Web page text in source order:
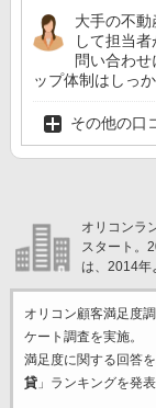
大手の不
して担当
問い合わ
ップ体制はしっ
その他の口
オリコンラ
スタート。
は、2014年
オリコン顧客満足度
ケート調査を実施。
満足度に関する回答
貸」ランキングを発表